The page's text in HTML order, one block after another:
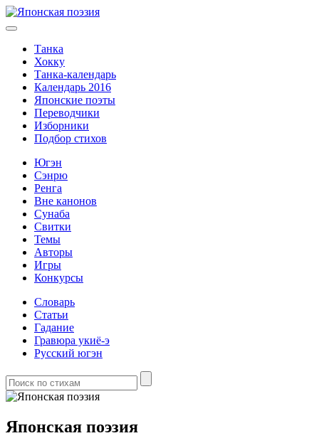
Танка
Хокку
Танка-календарь
Календарь 2016
Японские поэты
Переводчики
Изборники
Подбор стихов
Югэн
Сэнрю
Ренга
Вне канонов
Сунаба
Свитки
Темы
Авторы
Игры
Конкурсы
Словарь
Статьи
Гадание
Гравюра укиё-э
Русский югэн
Японская поэзия